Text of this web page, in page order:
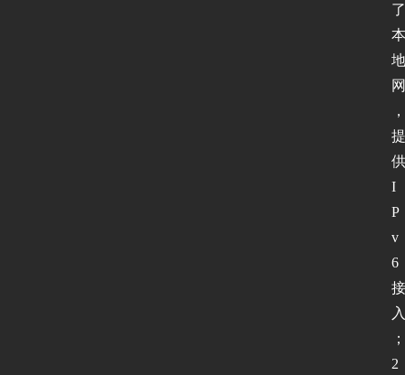
了
本
地
网
，
提
供
I
P
v
6
接
入
；
2